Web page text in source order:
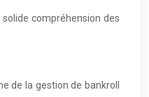
compréhension des
de la gestion de bankroll